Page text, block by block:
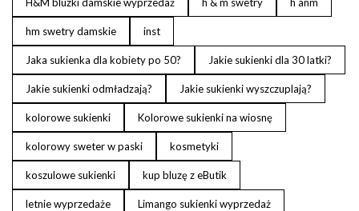
hm swetry damskie inst
Jaka sukienka dla kobiety po 50? Jakie sukienki dla 30 latki?
Jakie sukienki odmładzają? Jakie sukienki wyszczuplają?
kolorowe sukienki Kolorowe sukienki na wiosnę
kolorowy sweter w paski kosmetyki
koszulowe sukienki kup bluzę z eButik
letnie wyprzedaże Limango sukienki wyprzedaż